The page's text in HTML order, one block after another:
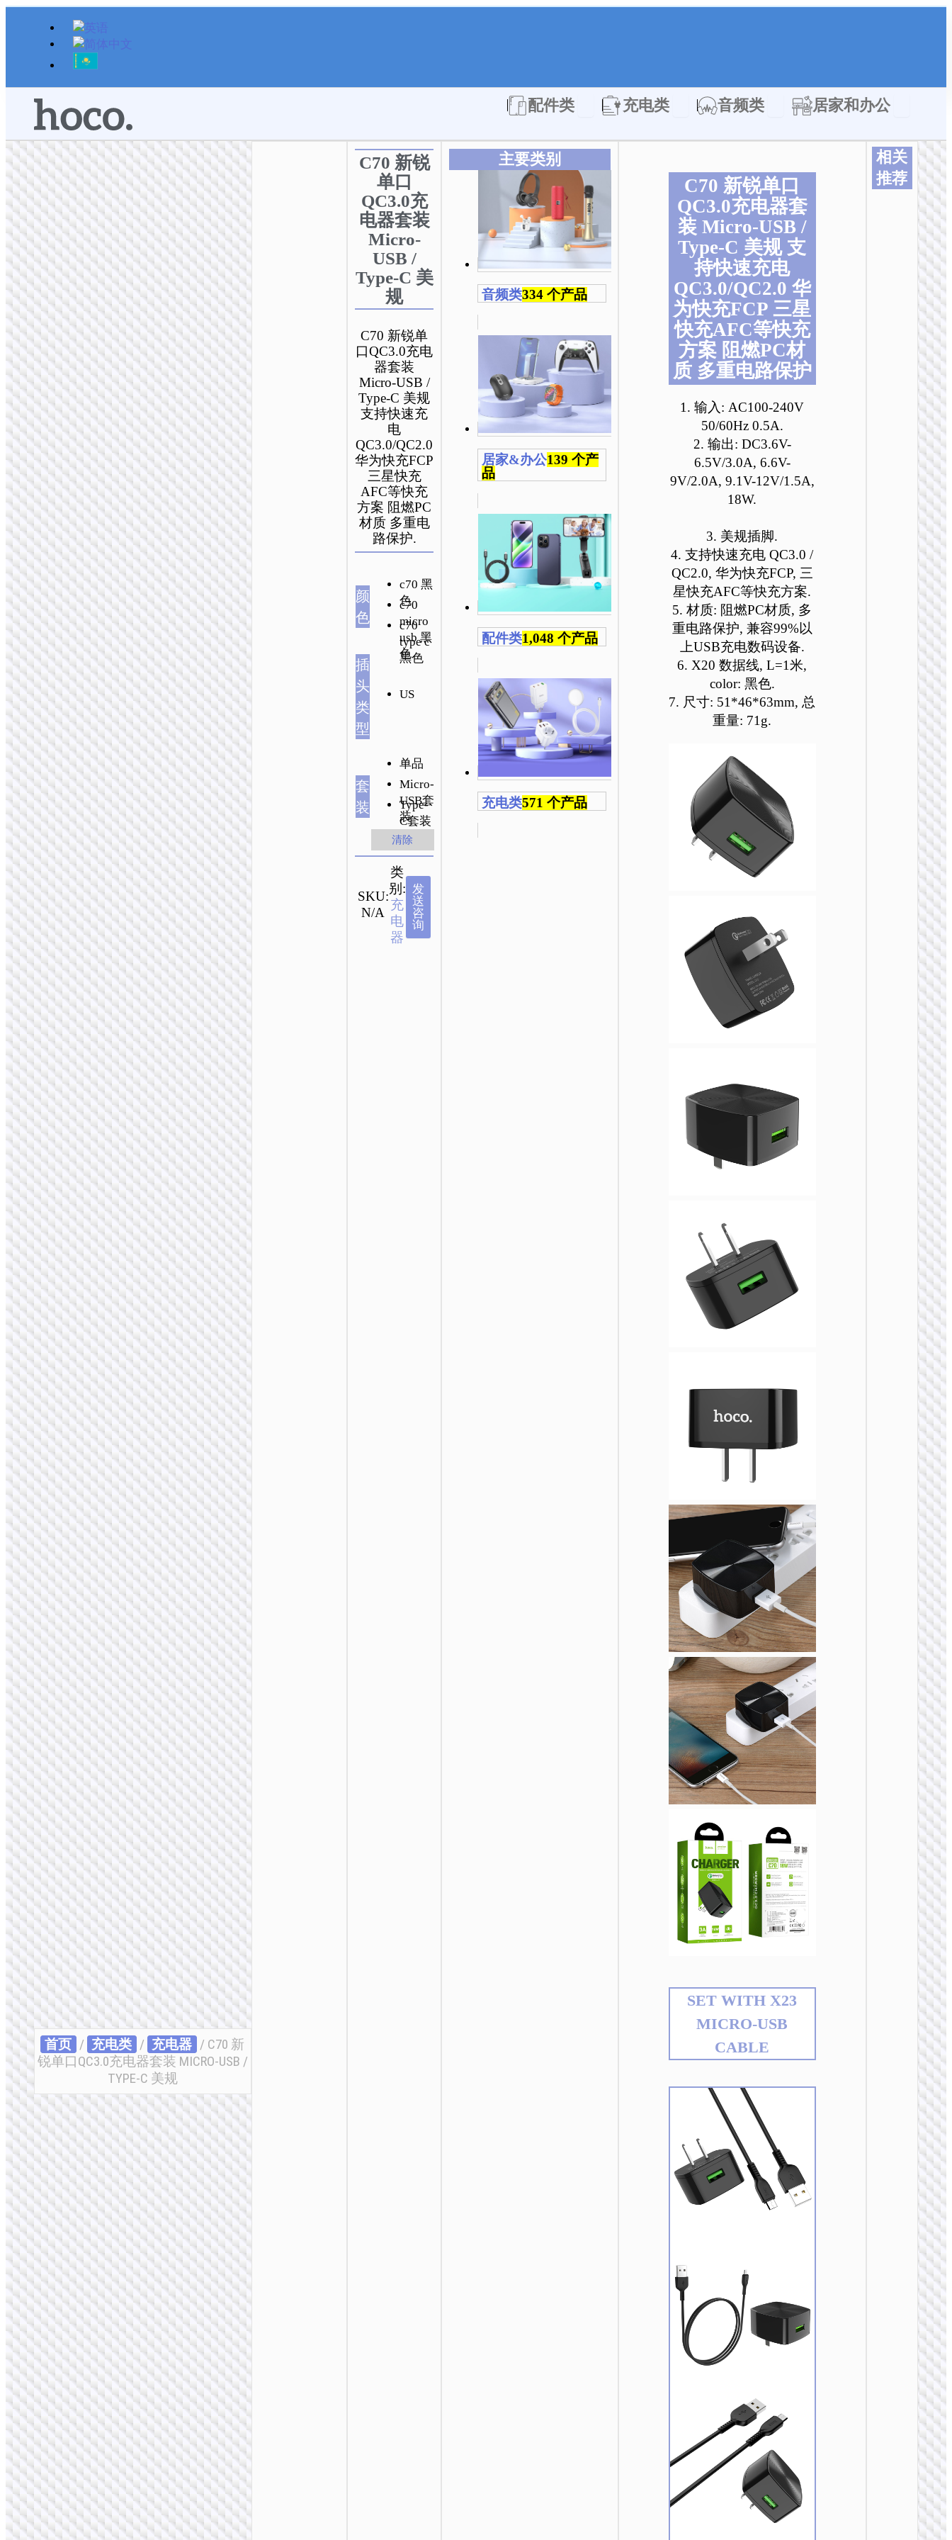
跳
配件类 Open 配件类充电类 Open 充电类音频类 Open 音频类居家和办公
首页 / 充电类 / 充电器 / C70 新
锐单口QC3.0充电器套装 MICRO-USB /
TYPE-C 美规
C70 新锐
单口
QC3.0充
电器套装
Micro-
USB /
Type-C 美
规
C70 新锐单
口QC3.0充电
器套装
Micro-USB /
Type-C 美规
支持快速充
电
QC3.0/QC2.0
华为快充FCP
三星快充
AFC等快充
方案 阻燃PC
材质 多重电
路保护.
颜
色
c70 黑
色
c70
micro
usb 黑
色
c70
type c
黑色
插
头
类
型
US
套
装
单品
Micro-
USB套
装
Type-
C套装
清除
SKU:
N/A
类
别:
充
电
器
发
送
咨
询
主要类别
音频类334 个产品
居家&办公139 个产
品
配件类1,048 个产品
充电类571 个产品
C70 新锐单口
QC3.0充电器套
装 Micro-USB /
Type-C 美规 支
持快速充电
QC3.0/QC2.0 华
为快充FCP 三星
快充AFC等快充
方案 阻燃PC材
质 多重电路保护
1. 输入: AC100-240V
50/60Hz 0.5A.
2. 输出: DC3.6V-
6.5V/3.0A, 6.6V-
9V/2.0A, 9.1V-12V/1.5A,
18W.
3. 美规插脚.
4. 支持快速充电 QC3.0 /
QC2.0, 华为快充FCP, 三
星快充AFC等快充方案.
5. 材质: 阻燃PC材质, 多
重电路保护, 兼容99%以
上USB充电数码设备.
6. X20 数据线, L=1米,
color: 黑色.
7. 尺寸: 51*46*63mm, 总
重量: 71g.
SET WITH X23
MICRO-USB
CABLE
相关
推荐
充电
AC25
口
旅行充
装 EU
UK /
充电
AC24
万能旅
器套
US /
充电
AC20D
度规转
头 IN
充电
AC20C
规转欧
AU to
充电
AC20B
规转欧
UK to
充电
AC20
规转欧
US to